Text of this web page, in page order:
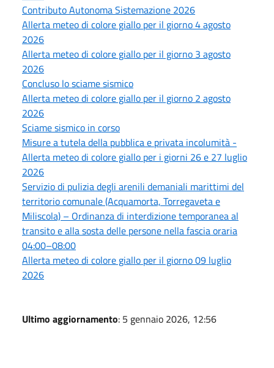
Contributo Autonoma Sistemazione 2026
Allerta meteo di colore giallo per il giorno 4 agosto
2026
Allerta meteo di colore giallo per il giorno 3 agosto
2026
Concluso lo sciame sismico
Allerta meteo di colore giallo per il giorno 2 agosto
2026
Sciame sismico in corso
Misure a tutela della pubblica e privata incolumità -
Allerta meteo di colore giallo per i giorni 26 e 27 luglio
2026
Servizio di pulizia degli arenili demaniali marittimi del
territorio comunale (Acquamorta, Torregaveta e
Miliscola) – Ordinanza di interdizione temporanea al
transito e alla sosta delle persone nella fascia oraria
04:00–08:00
Allerta meteo di colore giallo per il giorno 09 luglio
2026
Ultimo aggiornamento: 5 gennaio 2026, 12:56